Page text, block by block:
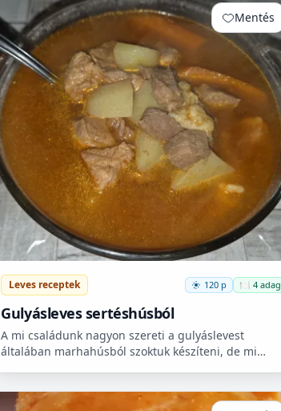
Mentés
Leves receptek 120 p 🍽️ 4 adag
Gulyásleves sertéshúsból
A mi családunk nagyon szereti a gulyáslevest
általában marhahúsból szoktuk készíteni, de mi